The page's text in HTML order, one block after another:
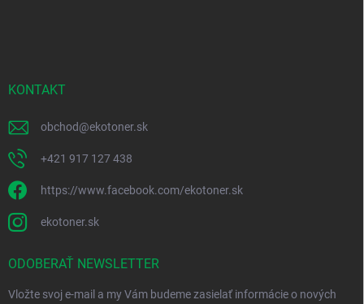
KONTAKT
obchod@ekotoner.sk
+421 917 127 438
https://www.facebook.com/ekotoner.sk
ekotoner.sk
ODOBERAŤ NEWSLETTER
Vložte svoj e-mail a my Vám budeme zasielať informácie o nových